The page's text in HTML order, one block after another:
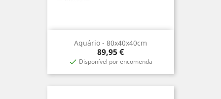
Aquário - 80x40x40cm
Precio
89,95 €
 Disponível por encomenda